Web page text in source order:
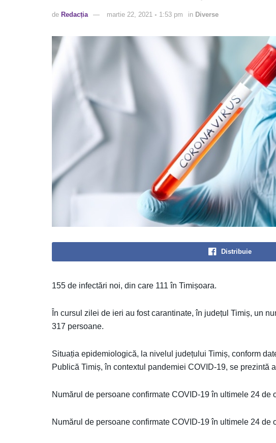
de Redacția martie 22, 2021 ◦ 1:53 pm in Diverse
Distribuie
155 de infectări noi, din care 111 în Timișoara.
În cursul zilei de ieri au fost carantinate, în județul Timiș, un
317 persoane.
Situația epidemiologică, la nivelul județului Timiș, conform
Publică Timiș, în contextul pandemiei COVID-19, se prezintă
Numărul de persoane confirmate COVID-19 în ultimele 24 de
Numărul de persoane confirmate COVID-19 în ultimele 24 de